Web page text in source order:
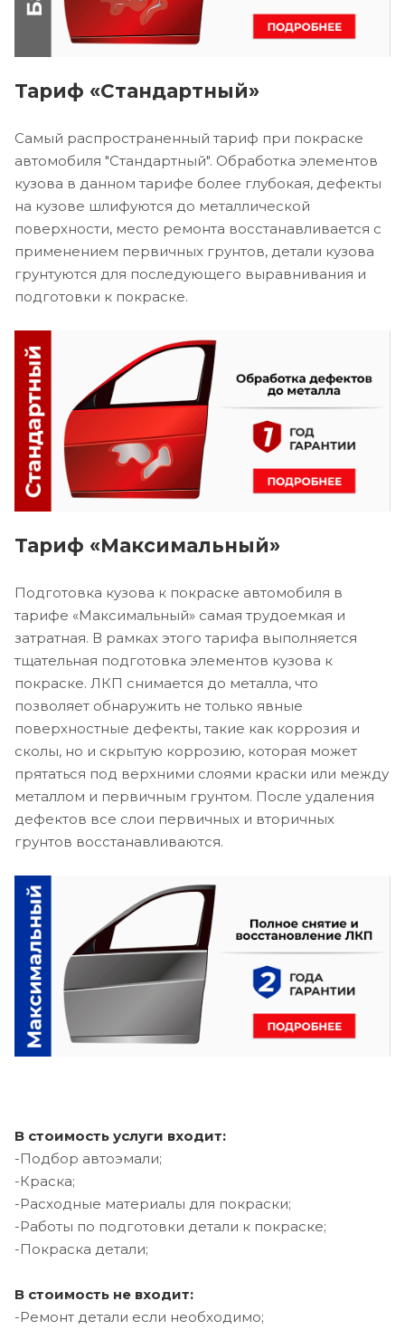
Тариф «Стандартный»
Самый распространенный тариф при покраске
автомобиля "Стандартный". Обработка элементов
кузова в данном тарифе более глубокая, дефекты
на кузове шлифуются до металлической
поверхности, место ремонта восстанавливается с
применением первичных грунтов, детали кузова
грунтуются для последующего выравнивания и
подготовки к покраске.
Тариф «Максимальный»
Подготовка кузова к покраске автомобиля в
тарифе «Максимальный» самая трудоемкая и
затратная. В рамках этого тарифа выполняется
тщательная подготовка элементов кузова к
покраске. ЛКП снимается до металла, что
позволяет обнаружить не только явные
поверхностные дефекты, такие как коррозия и
сколы, но и скрытую коррозию, которая может
прятаться под верхними слоями краски или между
металлом и первичным грунтом. После удаления
дефектов все слои первичных и вторичных
грунтов восстанавливаются.
В стоимость услуги входит:
-Подбор автоэмали;
-Краска;
-Расходные материалы для покраски;
-Работы по подготовки детали к покраске;
-Покраска детали;
В стоимость не входит:
-Ремонт детали если необходимо;